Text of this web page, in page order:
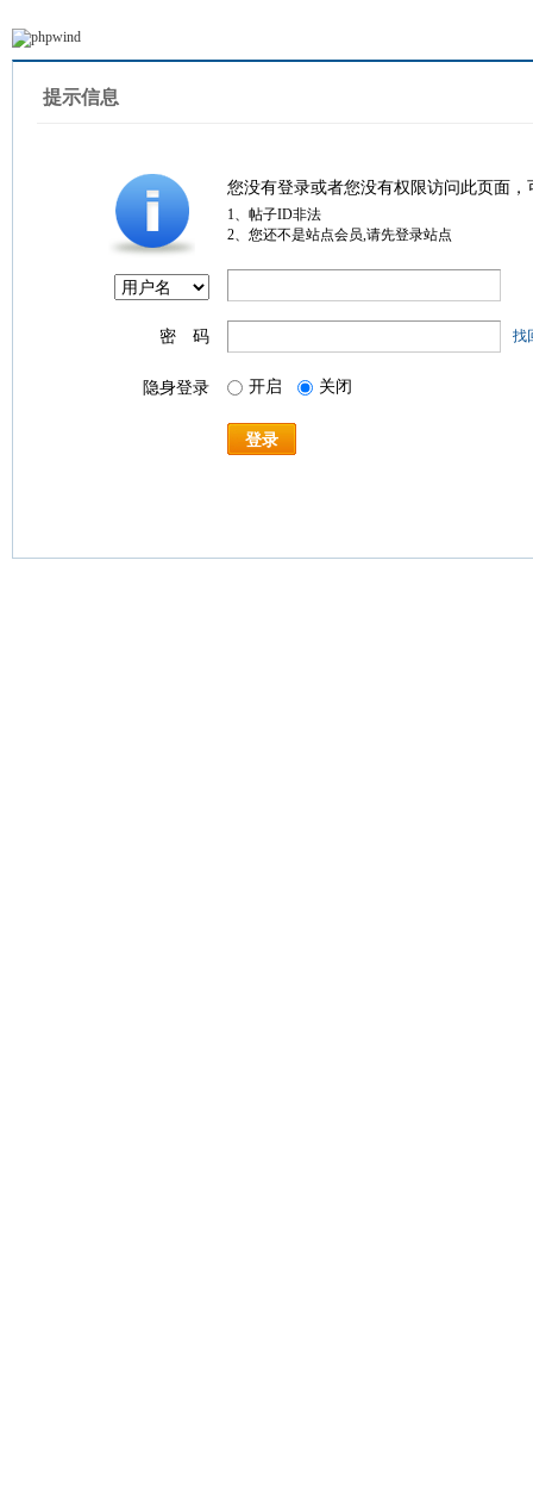
提示信息
您没有登录或者您没有权限访问此页面
1、帖子ID非法
2、您还不是站点会员,请先登录站点
密 码 找
隐身登录 开启 关闭
登录